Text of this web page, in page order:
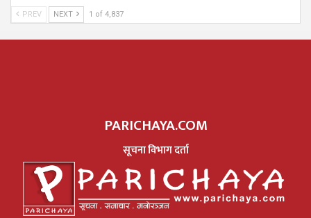
PREV NEXT 1 of 4,837
PARICHAYA.COM
सूचना विभाग दर्ता